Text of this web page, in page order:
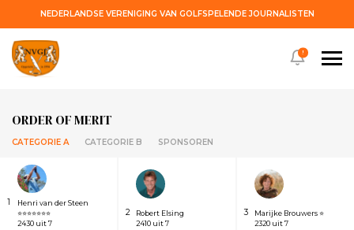
NEDERLANDSE VERENIGING VAN GOLFSPELENDE JOURNALISTEN
ORDER OF MERIT
CATEGORIE A CATEGORIE B SPONSOREN
1
Henri van der Steen
⭐⭐⭐⭐⭐⭐⭐
2430 uit 7
2
Robert Elsing
2410 uit 7
3
Marijke Brouwers ⭐
2320 uit 7
!